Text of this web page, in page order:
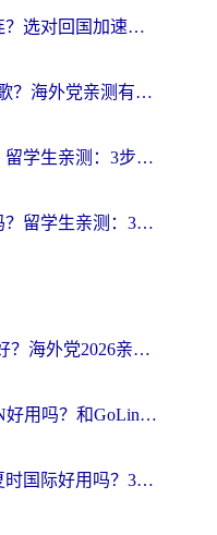
在海外听网易云总断连？选对回国加速器，告别地区限制和卡顿
国外可以用那个app听歌？海外党亲测有效的回国加速方案，轻松听国内音乐听书
海外怎么看央视直播？留学生亲测：3步解决版权限制+追剧自由
国外能用网易云音乐吗？留学生亲测：3步解决海外听歌难题
Quickback和云帆哪个好？海外党2026亲测指南：选对加速器大陆工具，无缝刷国内剧玩国服
海外党必看：斧牛VPN好用吗？和GoLinkVPN对比哪个回国效果更好？
海外党必看：斧牛和夏时国际好用吗？3步选对回国加速器，无缝刷国内资源